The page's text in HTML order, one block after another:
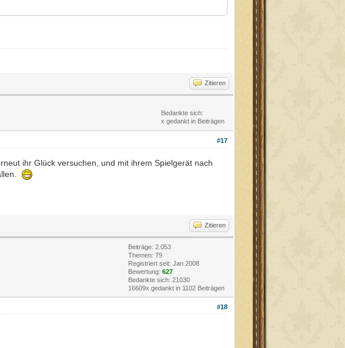
Zitieren
Bedankte sich:
x gedankt in Beiträgen
#17
ihr Glück versuchen, und mit ihrem Spielgerät nach
Zitieren
Beiträge: 2.053
Themen: 79
Registriert seit: Jan 2008
Bewertung: 627
Bedankte sich: 21030
16609x gedankt in 1102 Beiträgen
#18